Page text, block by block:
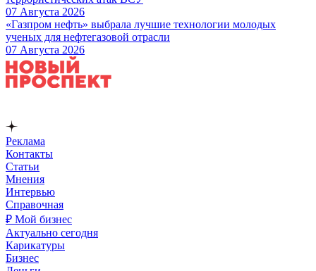
07 Августа 2026
«Газпром нефть» выбрала лучшие технологии молодых
ученых для нефтегазовой отрасли
07 Августа 2026
Реклама
Контакты
Статьи
Мнения
Интервью
Справочная
₽ Мой бизнес
Актуально сегодня
Карикатуры
Бизнес